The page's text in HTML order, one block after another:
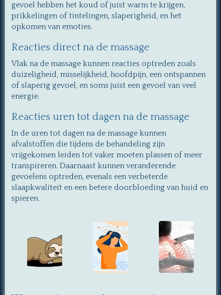
gevoel hebben het koud of juist warm te krijgen,
prikkelingen of tintelingen, slaperigheid, en het
opkomen van emoties.
Reacties direct na de massage
Vlak na de massage kunnen reacties optreden zoals
duizeligheid, misselijkheid, hoofdpijn, een ontspannen
of slaperig gevoel, en soms juist een gevoel van veel
energie.
Reacties uren tot dagen na de massage
In de uren tot dagen na de massage kunnen
afvalstoffen die tijdens de behandeling zijn
vrijgekomen leiden tot vaker moeten plassen of meer
transpireren. Daarnaast kunnen veranderende
gevoelens optreden, evenals een verbeterde
slaapkwaliteit en een betere doorbloeding van huid en
spieren.